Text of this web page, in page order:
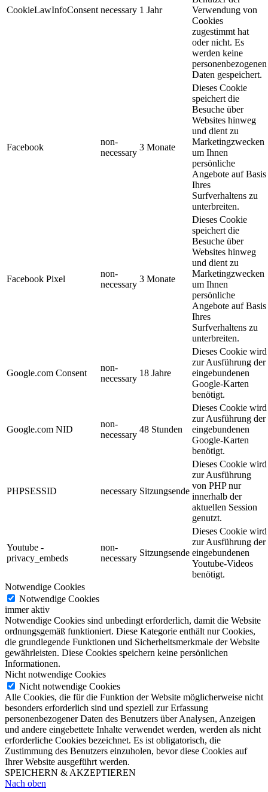
CookieLawInfoConsent necessary 1 Jahr
Verwendung von
Cookies
zugestimmt hat
oder nicht. Es
werden keine
personenbezogenen
Daten gespeichert.
Facebook
non-
necessary
3 Monate
Dieses Cookie
speichert die
Besuche über
Websites hinweg
und dient zu
Marketingzwecken
um Ihnen
persönliche
Angebote auf Basis
Ihres
Surfverhaltens zu
unterbreiten.
Facebook Pixel
non-
necessary
3 Monate
Dieses Cookie
speichert die
Besuche über
Websites hinweg
und dient zu
Marketingzwecken
um Ihnen
persönliche
Angebote auf Basis
Ihres
Surfverhaltens zu
unterbreiten.
Google.com Consent
non-
necessary
18 Jahre
Dieses Cookie wird
zur Ausführung der
eingebundenen
Google-Karten
benötigt.
Google.com NID
non-
necessary
48 Stunden
Dieses Cookie wird
zur Ausführung der
eingebundenen
Google-Karten
benötigt.
PHPSESSID necessary Sitzungsende
Dieses Cookie wird
zur Ausführung
von PHP nur
innerhalb der
aktuellen Session
genutzt.
Youtube -
privacy_embeds
non-
necessary
Sitzungsende
Dieses Cookie wird
zur Ausführung der
eingebundenen
Youtube-Videos
benötigt.
Notwendige Cookies
Notwendige Cookies
immer aktiv
Notwendige Cookies sind unbedingt erforderlich, damit die Website
ordnungsgemäß funktioniert. Diese Kategorie enthält nur Cookies,
die grundlegende Funktionen und Sicherheitsmerkmale der Website
gewährleisten. Diese Cookies speichern keine persönlichen
Informationen.
Nicht notwendige Cookies
Nicht notwendige Cookies
Alle Cookies, die für die Funktion der Website möglicherweise nicht
besonders erforderlich sind und speziell zur Erfassung
personenbezogener Daten des Benutzers über Analysen, Anzeigen
und andere eingebettete Inhalte verwendet werden, werden als nicht
erforderliche Cookies bezeichnet. Es ist obligatorisch, die
Zustimmung des Benutzers einzuholen, bevor diese Cookies auf
Ihrer Website ausgeführt werden.
SPEICHERN & AKZEPTIEREN
Nach oben